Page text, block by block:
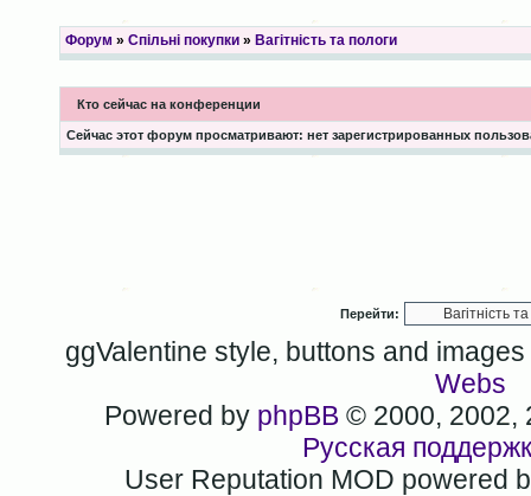
Форум » Спільні покупки» Вагітність та пологи
Кто сейчас на конференции
Сейчас этот форум просматривают: нет зарегистрированных
Перейти:
ggValentine style, buttons and
Webs
Powered by phpBB © 2000, 2002,
Русская
User Reputation MOD powered